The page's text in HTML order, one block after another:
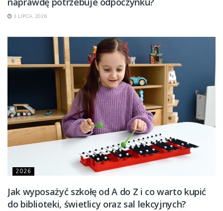
1 LIPCA, 2026
2026
Jak wyposażyć szkołę od A do Z i co warto kupić
do biblioteki, świetlicy oraz sal lekcyjnych?